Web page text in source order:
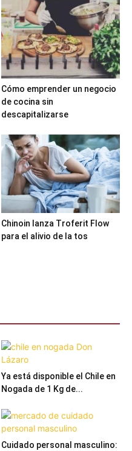
Cómo emprender un negocio
de cocina sin
descapitalizarse
Chinoin lanza Troferit Flow
para el alivio de la tos
Ya está disponible el Chile en
Nogada de 1 Kg de...
Cuidado personal masculino: